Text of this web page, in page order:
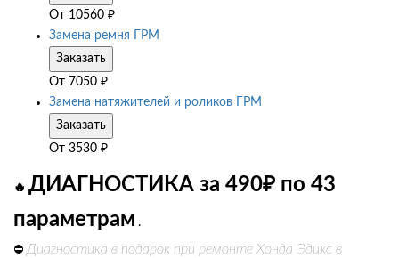
От 10560 ₽
Замена ремня ГРМ
Заказать
От 7050 ₽
Замена натяжителей и роликов ГРМ
Заказать
От 3530 ₽
🔥 ДИАГНОСТИКА за 490₽ по 43
параметрам .
⛔ Диагностика в подарок при ремонте Хонда Эдикс в